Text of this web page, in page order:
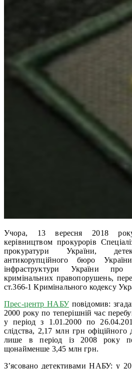
Учора, 13 вересня 2018
керівництвом прокурорів
прокуратури України,
антикорупційного бюро
інфраструктури України
кримінальних правопорушень,
ст.366-1 Кримінального кодексу
Прес-центр НАБУповідомив:
2000 року по теперішній час
у період з 1.01.2000 по
слідства, 2,17 млн грн офіційного
лише в період із 2008 року
щонайменше 3,45 млн грн.
З’ясовано детективами НАБУ: у